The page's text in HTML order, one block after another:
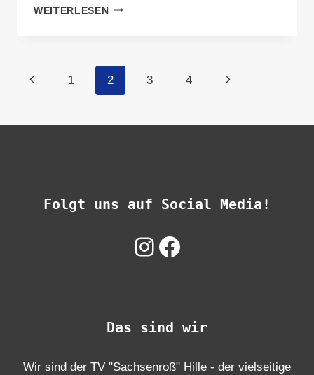
WEITERLESENJAHRESHAUPTVERSAMMLUNG
AUSBLICK
UND
GANZ
WEITBLICK
Seitennavigation
Vorherige
1 2 3 4
Nächste
Folgt uns auf Social Media!
Instagram
Facebook
Das sind wir
Wir sind der TV "Sachsenroß" Hille - der vielseitige